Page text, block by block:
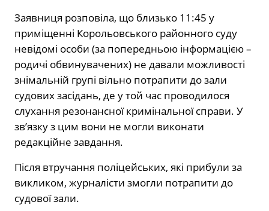
Заявниця розповіла, що близько 11:45 у
приміщенні Корольовського районного суду
невідомі особи (за попередньою інформацією –
родичі обвинувачених) не давали можливості
знімальній групі вільно потрапити до зали
судових засідань, де у той час проводилося
слухання резонансної кримінальної справи. У
зв’язку з цим вони не могли виконати
редакційне завдання.
Після втручання поліцейських, які прибули за
викликом, журналісти змогли потрапити до
судової зали.